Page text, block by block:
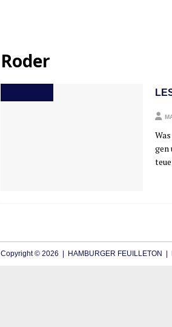
Roder
gen
Copyright © 2026 | HAMBURGER FEUILLETON |